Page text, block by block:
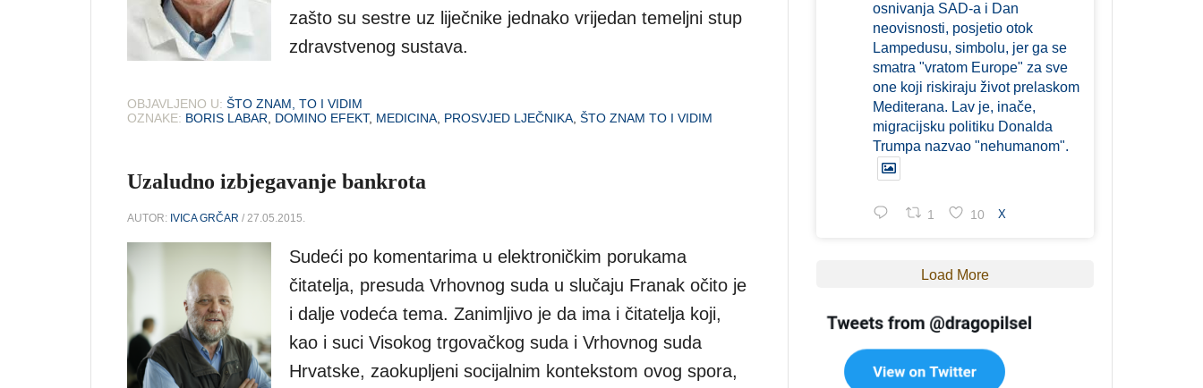
zašto su sestre uz liječnike jednako vrijedan temeljni stup
zdravstvenog sustava.
OBJAVLJENO U: ŠTO ZNAM, TO I VIDIM
OZNAKE: BORIS LABAR, DOMINO EFEKT, MEDICINA, PROSVJED LJEČNIKA, ŠTO ZNAM TO I VIDIM
Uzaludno izbjegavanje bankrota
AUTOR: IVICA GRČAR / 27.05.2015.
Sudeći po komentarima u elektroničkim porukama
čitatelja, presuda Vrhovnog suda u slučaju Franak očito je
i dalje vodeća tema. Zanimljivo je da ima i čitatelja koji,
kao i suci Visokog trgovačkog suda i Vrhovnog suda
Hrvatske, zaokupljeni socijalnim kontekstom ovog spora,
osnivanja SAD-a i Dan
neovisnosti, posjetio otok
Lampedusu, simbolu, jer ga se
smatra "vratom Europe" za sve
one koji riskiraju život prelaskom
Mediterana. Lav je, inače,
migracijsku politiku Donalda
Trumpa nazvao "nehumanom".
1 10 X
Load More